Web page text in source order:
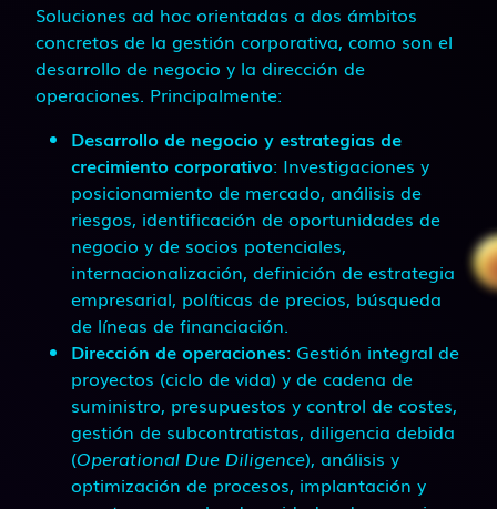
Soluciones ad hoc orientadas a dos ámbitos
concretos de la gestión corporativa, como son el
desarrollo de negocio y la dirección de
operaciones. Principalmente:
Desarrollo de negocio y estrategias de
crecimiento corporativo: Investigaciones y
posicionamiento de mercado, análisis de
riesgos, identificación de oportunidades de
negocio y de socios potenciales,
internacionalización, definición de estrategia
empresarial, políticas de precios, búsqueda
de líneas de financiación.
Dirección de operaciones: Gestión integral de
proyectos (ciclo de vida) y de cadena de
suministro, presupuestos y control de costes,
gestión de subcontratistas, diligencia debida
(Operational Due Diligence), análisis y
optimización de procesos, implantación y